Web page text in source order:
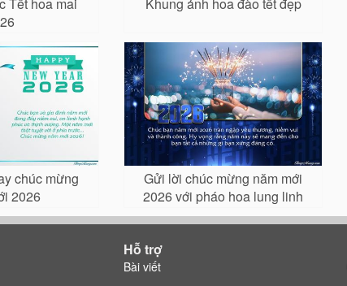
chúc mừng
2026
Gửi lời chúc mừng năm mới
2026 với pháo hoa lung linh
Hỗ trợ
Bài viết